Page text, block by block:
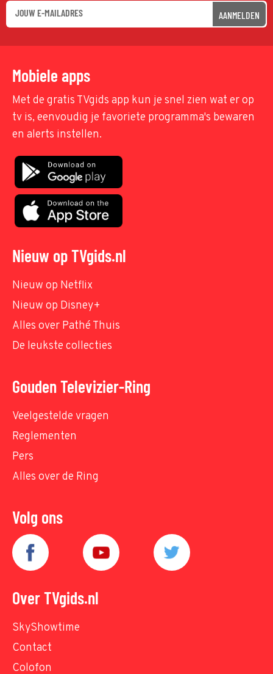
AANMELDEN
Mobiele apps
Met de gratis TVgids app kun je snel zien wat er op
tv is, eenvoudig je favoriete programma's bewaren
en alerts instellen.
Nieuw op TVgids.nl
Nieuw op Netflix
Nieuw op Disney+
Alles over Pathé Thuis
De leukste collecties
Gouden Televizier-Ring
Veelgestelde vragen
Reglementen
Pers
Alles over de Ring
Volg ons
Over TVgids.nl
SkyShowtime
Contact
Colofon